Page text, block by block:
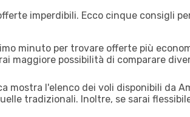
imperdibili. Ecco cinque consigli
minuto per trovare offerte più
maggiore possibilità di comparare
l'elenco dei voli disponibili da
tradizionali. Inoltre, se sarai